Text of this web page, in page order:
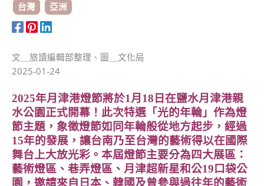
台灣 亞洲
文＿旅讀編輯部整理、圖＿文化局
2025-01-24
2025年月津港燈節將於1月18日在鹽水月津港親
水公園正式開幕！此次特選「光的年輪」作為燈
節主題，象徵燈節如同年輪般從地方起步，經過
15年的發展，讓台南乃至台灣的藝術得以在國際
舞台上大放光彩。本屆燈節主要分為四大展區：
藝術燈區、巷弄燈區、月津超新星和公19口袋公
園，邀請來自日本、韓國及曾參與過往年的藝術